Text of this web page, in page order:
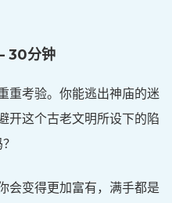
30分钟
重考验。你能逃出神庙的迷
开这个古老文明所设下的陷
会变得更加富有，满手都是